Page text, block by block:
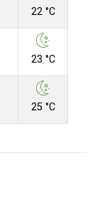
22 °C
23 °C
25 °C